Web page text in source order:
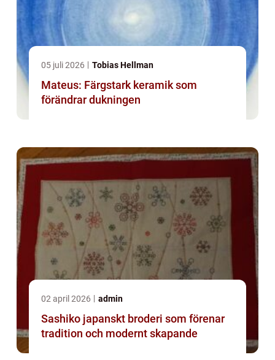
05 juli 2026 Tobias Hellman
Mateus: Färgstark keramik som
förändrar dukningen
02 april 2026 admin
Sashiko japanskt broderi som förenar
tradition och modernt skapande